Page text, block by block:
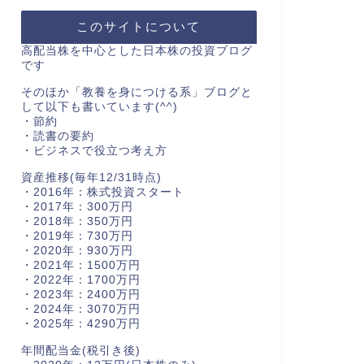
このサイトについて
高配当株を中心とした日本株の投資ブログ
です
そのほか「教養を身につける系」ブログと
して以下も書いています(^^)
・節約
・読書の要約
・ビジネスで役立つ考え方
資産推移(毎年12/31時点)
・2016年：株式投資スタート
・2017年：300万円
・2018年：350万円
・2019年：730万円
・2020年：930万円
・2021年：1500万円
・2022年：1700万円
・2023年：2400万円
・2024年：3070万円
・2025年：4290万円
年間配当金(税引き後)